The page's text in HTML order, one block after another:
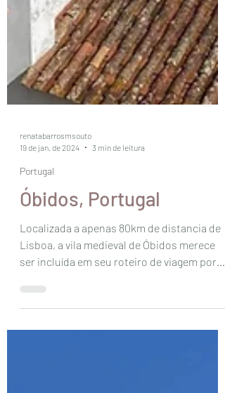
renatabarrosmsouto
19 de jan. de 2024
Portugal
Óbidos, Portugal
Localizada a apenas 80km de distancia de
ser incluída em seu roteiro de viagem por
Portugal....